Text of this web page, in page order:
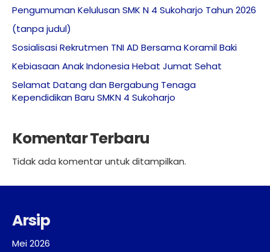
Pengumuman Kelulusan SMK N 4 Sukoharjo Tahun 2026
(tanpa judul)
Sosialisasi Rekrutmen TNI AD Bersama Koramil Baki
Kebiasaan Anak Indonesia Hebat Jumat Sehat
Selamat Datang dan Bergabung Tenaga
Kependidikan Baru SMKN 4 Sukoharjo
Komentar Terbaru
Tidak ada komentar untuk ditampilkan.
Arsip
Mei 2026